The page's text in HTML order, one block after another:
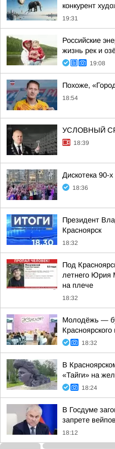
конкурент
19:31
Российские
жизнь рек и
19:08
Похоже,
18:54
УСЛОВНЫЙ
18:39
Дискотека 90-
18:36
Президент
Красноярск
18:32
Под
летнего Юрия
на плече
18:32
Молодёжь —
Красноярского
18:32
В
«Тайги» на
18:24
В Госдуме
запрете
18:12